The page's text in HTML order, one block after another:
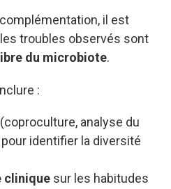
il est
troubles observés sont
du microbiote.
:
(coproculture, analyse du
identifier la diversité
clinique sur les habitudes